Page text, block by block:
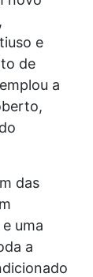
e
de
a
das
uma
a